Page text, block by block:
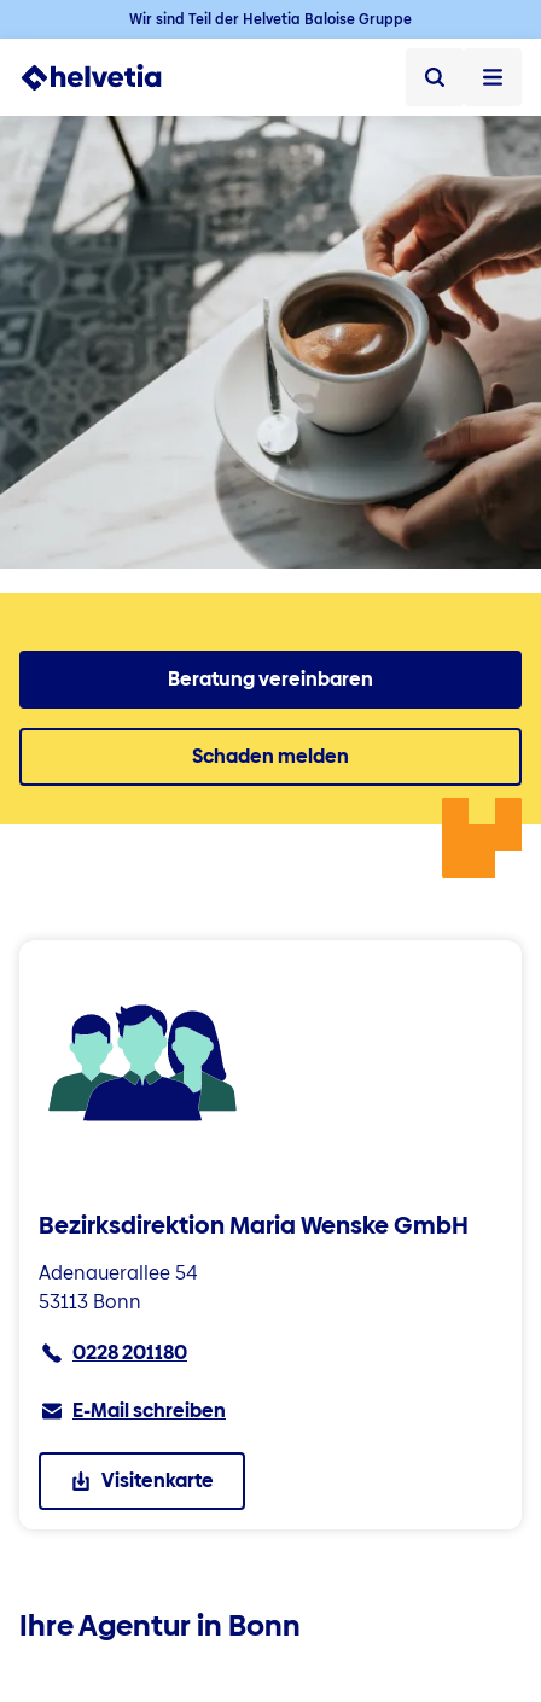
Wir sind Teil der Helvetia Baloise Gruppe
Privatkunden
Firmenkunden
Vertriebspartner
Unternehmen
Kontakt & Service
Jobs
Beratung vereinbaren
Schaden melden
Bezirksdirektion Maria Wenske GmbH
Adenauerallee 54
53113 Bonn
0228 201180
E-Mail schreiben
Visitenkarte
Ihre Agentur in Bonn